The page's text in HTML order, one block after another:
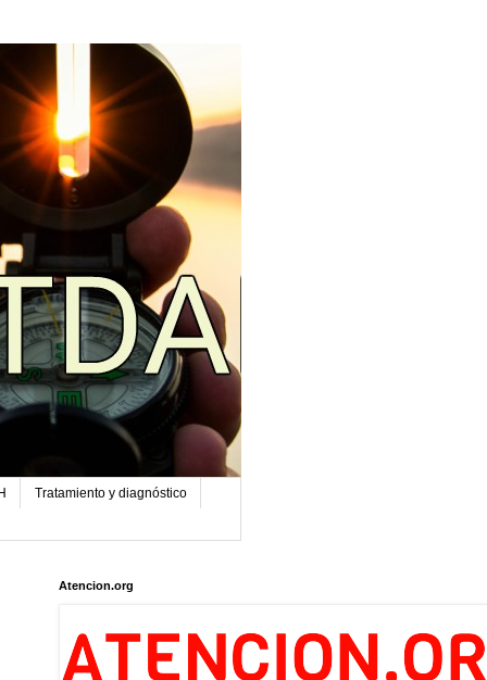
Tratamiento y diagnóstico
Atencion.org